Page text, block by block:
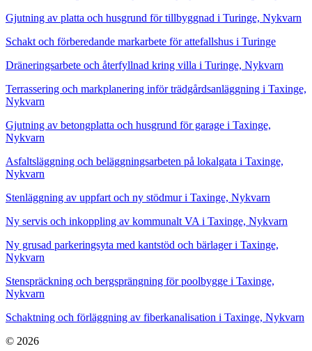
Gjutning av platta och husgrund för tillbyggnad i Turinge, Nykvarn
Schakt och förberedande markarbete för attefallshus i Turinge
Dräneringsarbete och återfyllnad kring villa i Turinge, Nykvarn
Terrassering och markplanering inför trädgårdsanläggning i Taxinge,
Nykvarn
Gjutning av betongplatta och husgrund för garage i Taxinge,
Nykvarn
Asfaltsläggning och beläggningsarbeten på lokalgata i Taxinge,
Nykvarn
Stenläggning av uppfart och ny stödmur i Taxinge, Nykvarn
Ny servis och inkoppling av kommunalt VA i Taxinge, Nykvarn
Ny grusad parkeringsyta med kantstöd och bärlager i Taxinge,
Nykvarn
Stenspräckning och bergsprängning för poolbygge i Taxinge,
Nykvarn
Schaktning och förläggning av fiberkanalisation i Taxinge, Nykvarn
© 2026